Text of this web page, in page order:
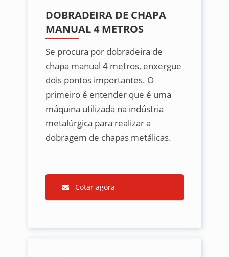
DOBRADEIRA DE CHAPA
MANUAL 4 METROS
Se procura por dobradeira de
chapa manual 4 metros, enxergue
dois pontos importantes. O
primeiro é entender que é uma
máquina utilizada na indústria
metalúrgica para realizar a
dobragem de chapas metálicas.
Cotar agora